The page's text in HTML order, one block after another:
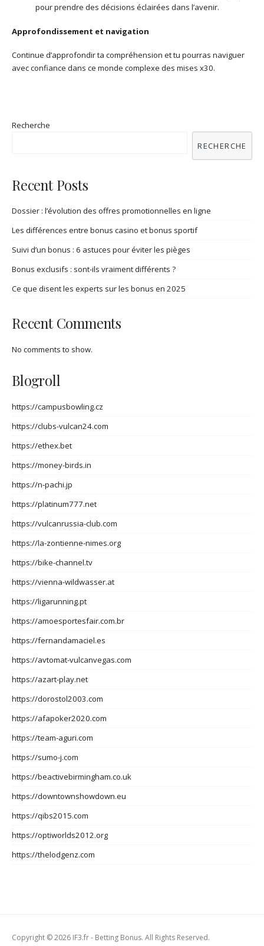
pour prendre des décisions éclairées dans l’avenir.
Approfondissement et navigation
Continue d’approfondir ta compréhension et tu pourras naviguer
avec confiance dans ce monde complexe des mises x30.
Recherche
RECHERCHE
Recent Posts
Dossier : l’évolution des offres promotionnelles en ligne
Les différences entre bonus casino et bonus sportif
Suivi d’un bonus : 6 astuces pour éviter les pièges
Bonus exclusifs : sont-ils vraiment différents ?
Ce que disent les experts sur les bonus en 2025
Recent Comments
No comments to show.
Blogroll
https://campusbowling.cz
https://clubs-vulcan24.com
https://ethex.bet
https://money-birds.in
https://n-pachi.jp
https://platinum777.net
https://vulcanrussia-club.com
https://la-zontienne-nimes.org
https://bike-channel.tv
https://vienna-wildwasser.at
https://ligarunning.pt
https://amoesportesfair.com.br
https://fernandamaciel.es
https://avtomat-vulcanvegas.com
https://azart-play.net
https://dorostol2003.com
https://afapoker2020.com
https://team-aguri.com
https://sumo-j.com
https://beactivebirmingham.co.uk
https://downtownshowdown.eu
https://qibs2015.com
https://optiworlds2012.org
https://thelodgenz.com
Copyright © 2026 IF3.fr - Betting Bonus. All Rights Reserved.